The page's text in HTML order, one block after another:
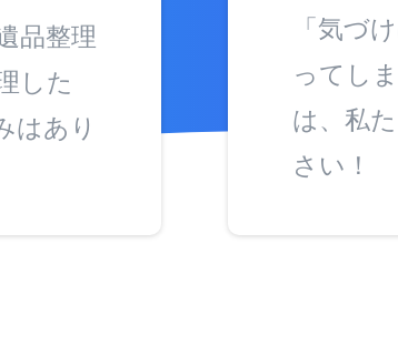
品整理
した
はあり
「気づ
ってし
は、私
さい！